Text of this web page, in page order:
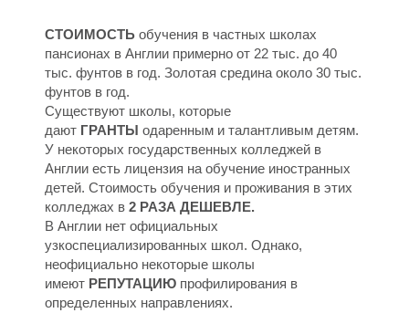
СТОИМОСТЬ обучения в частных школах
пансионах в Англии примерно от 22 тыс. до 40
тыс. фунтов в год. Золотая средина около 30 тыс.
фунтов в год.
Существуют школы, которые
дают ГРАНТЫ одаренным и талантливым детям.
У некоторых государственных колледжей в
Англии есть лицензия на обучение иностранных
детей. Стоимость обучения и проживания в этих
колледжах в 2 РАЗА ДЕШЕВЛЕ.
В Англии нет официальных
узкоспециализированных школ. Однако,
неофициально некоторые школы
имеют РЕПУТАЦИЮ профилирования в
определенных направлениях.